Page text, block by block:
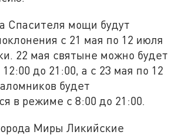
Спасителя мощи будут
с 21 мая по 12 июля
22 мая святыне можно будет
до 21:00, а с 23 мая по 12
будет
в режиме с 8:00 до 21:00.
Миры Ликийские